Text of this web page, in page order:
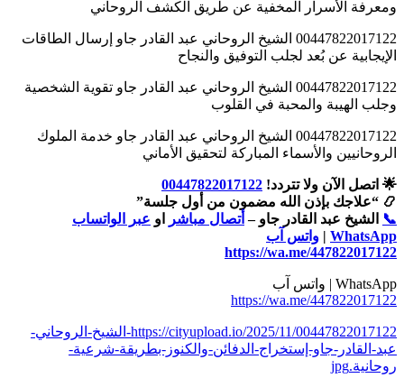
ومعرفة الأسرار المخفية عن طريق الكشف الروحاني
00447822017122 الشيخ الروحاني عبد القادر جاو إرسال الطاقات
الإيجابية عن بُعد لجلب التوفيق والنجاح
00447822017122 الشيخ الروحاني عبد القادر جاو تقوية الشخصية
وجلب الهيبة والمحبة في القلوب
00447822017122 الشيخ الروحاني عبد القادر جاو خدمة الملوك
الروحانيين والأسماء المباركة لتحقيق الأماني
🌟 اتصل الآن ولا تتردد! 00447822017122
📿 “علاجك بإذن الله مضمون من أول جلسة”
📞
الشيخ عبد القادر جاو – أتصال مباشر او عبر الواتساب
WhatsApp
| واتس آب
https://wa.me/447822017122
WhatsApp | واتس آب
https://wa.me/447822017122
https://cityupload.io/2025/11/00447822017122-الشيخ-الروحاني-
عبد-القادر-جاو-إستخراج-الدفائن-والكنوز-بطريقة-شرعية-
روحانية.jpg